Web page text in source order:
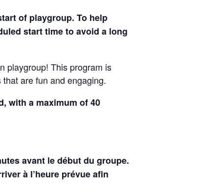
of playgroup. To help
start time to avoid a long
playgroup! This program is
are fun and engaging.
with a maximum of 40
avant le début du groupe.
à l’heure prévue afin